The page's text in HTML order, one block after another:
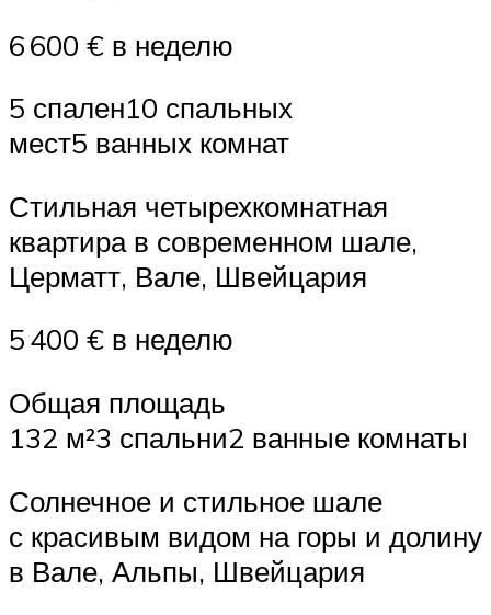
6 600 € в неделю
5 спален10 спальных
мест5 ванных комнат
Стильная четырехкомнатная
квартира в современном шале,
Церматт, Вале, Швейцария
5 400 € в неделю
Общая площадь
132 м²3 спальни2 ванные комнаты
Солнечное и стильное шале
с красивым видом на горы и долину
в Вале, Альпы, Швейцария